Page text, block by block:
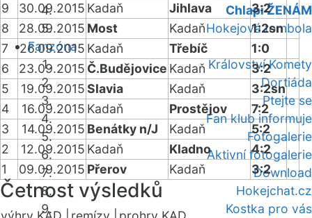
Chlapi ŽENÁM
Hokejová tombola
Fanzóna
Království Komety
Dortiáda
Ptejte se
Fan klub informuje
Fotogalerie
Aktivní fotogalerie
Download
Hokejchat.cz
Kostka pro vás
9
30.09.2015 Kadaň Jihlava
3:2
8
28.09.2015 Most Kadaň
1:2sn
7
26.09.2015 Kadaň Třebíč
1:0
6
23.09.2015 Č.Budějovice Kadaň
3:2
5
19.09.2015Slavia Kadaň
3:2sn
4
16.09.2015 Kadaň Prostějov
7:2
3
14.09.2015 Benátky n/J Kadaň
5:2
2
12.09.2015 Kadaň Kladno
4:2
1
09.09.2015 Přerov Kadaň 3:2
Četnost výsledků